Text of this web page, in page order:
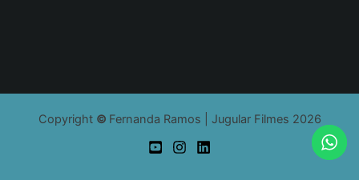
Copyright © Fernanda Ramos | Jugular Filmes 2026